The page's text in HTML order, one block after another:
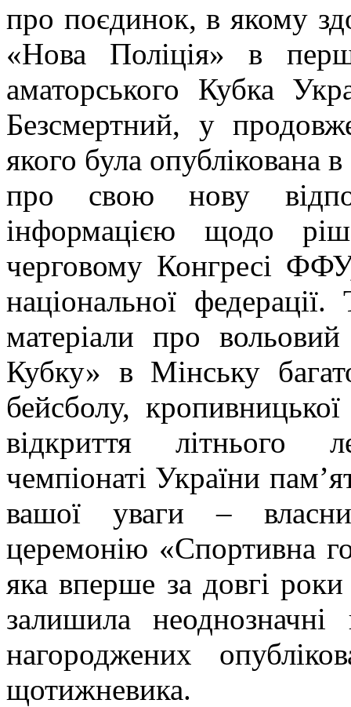
про поєдинок, в якому
«Нова Поліція» в
аматорського Кубка
Безсмертний, у
якого була опублікована
про свою нову
інформацією щодо
черговому Конгресі
національної
матеріали про
Кубку» в Мінську
бейсболу,
відкриття літнього
чемпіонаті України
вашої уваги –
церемонію «Спортивна
яка вперше за довгі
залишила
нагороджених
щотижневика.